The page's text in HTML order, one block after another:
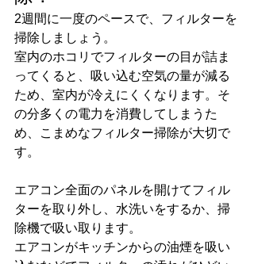
2週間に一度のペースで、フィルターを
掃除しましょう。
室内のホコリでフィルターの目が詰ま
ってくると、吸い込む空気の量が減る
ため、室内が冷えにくくなります。そ
の分多くの電力を消費してしまうた
め、こまめなフィルター掃除が大切で
す。
エアコン全面のパネルを開けてフィル
ターを取り外し、水洗いをするか、掃
除機で吸い取ります。
エアコンがキッチンからの油煙を吸い